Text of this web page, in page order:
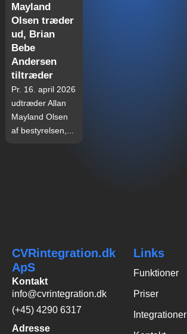
Mayland
Olsen træder
ud, Brian
Bebe
Andersen
tiltræder
Pr. 16. april 2026
udtræder Allan
Mayland Olsen
af bestyrelsen,...
CVRintegration.dk
ApS
Kontakt
info@cvrintegration.dk
(+45) 4290 6317
Adresse
Links
Funktioner
Priser
Integrationer